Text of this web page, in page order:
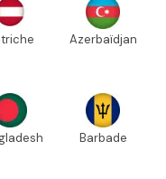
Azerbaïdjan
Barbade